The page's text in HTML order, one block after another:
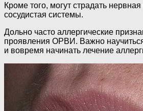
Кроме того, могут страдать
сосудистая системы.
Дольно часто аллергические
проявления ОРВИ. Важно
и вовремя начинать лечение